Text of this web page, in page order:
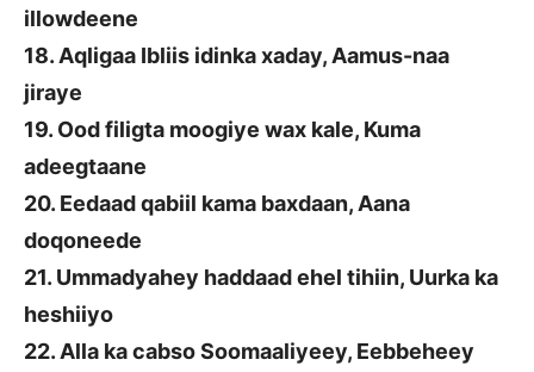
illowdeene
18. Aqligaa Ibliis idinka xaday, Aamus-naa
jiraye
19. Ood filigta moogiye wax kale, Kuma
adeegtaane
20. Eedaad qabiil kama baxdaan, Aana
doqoneede
21. Ummadyahey haddaad ehel tihiin, Uurka ka
heshiiyo
22. Alla ka cabso Soomaaliyeey, Eebbeheey